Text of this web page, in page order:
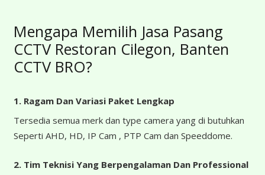
Mengapa Memilih Jasa Pasang
CCTV Restoran Cilegon, Banten
CCTV BRO?
1. Ragam Dan Variasi Paket Lengkap
Tersedia semua merk dan type camera yang di butuhkan
Seperti AHD, HD, IP Cam , PTP Cam dan Speeddome.
2. Tim Teknisi Yang Berpengalaman Dan Professional